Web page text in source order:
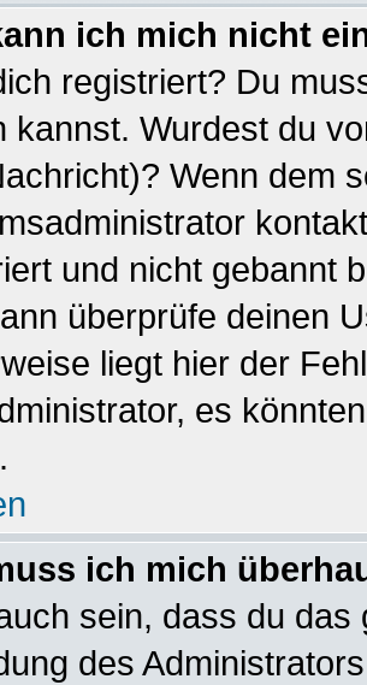
ich mich nicht
registriert? Du
kannst. Wurdest du
Wenn dem
und nicht gebannt
überprüfe deinen
liegt hier der
es
ich mich
sein, dass du
des